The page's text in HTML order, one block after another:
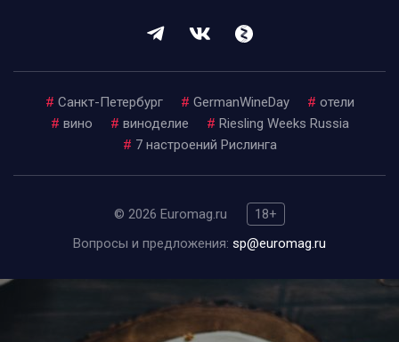
# Санкт-Петербург # GermanWineDay # отели
# вино # виноделие # Riesling Weeks Russia
# 7 настроений Рислинга
© 2026 Euromag.ru
18+
Вопросы и предложения: sp@euromag.ru